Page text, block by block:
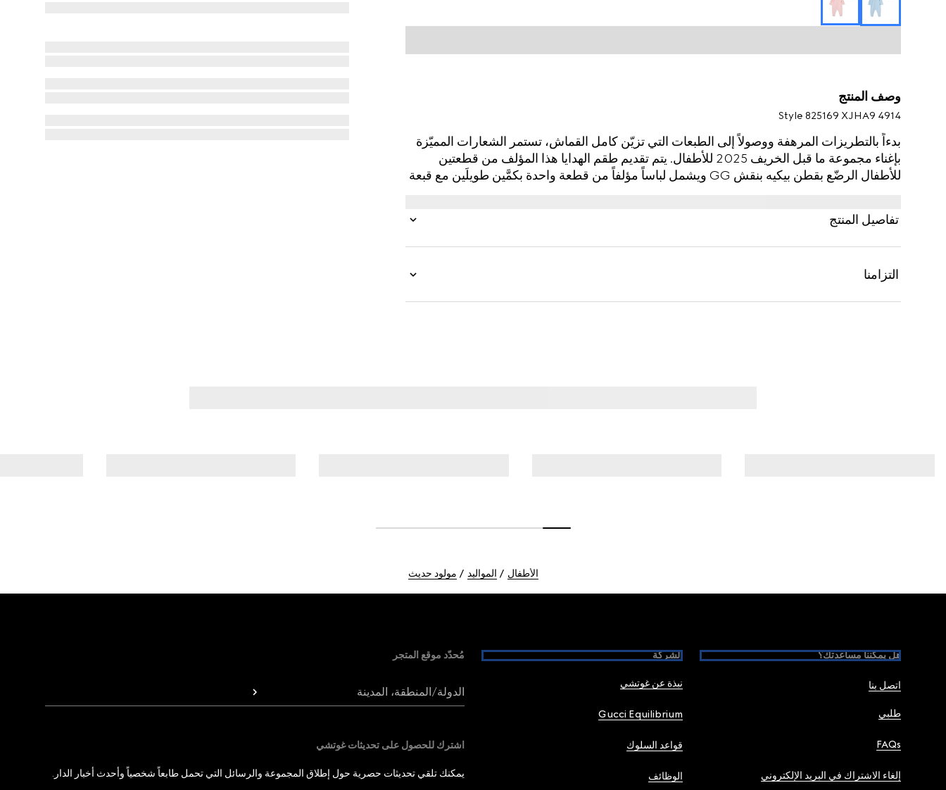
وصف المنتج
Style ‎825169 XJHA9 4914
بدءاً بالتطريزات المرهفة ووصولاً إلى الطبعات التي تزيّن كامل القماش، تستمر الشعارات المميّزة
بإغناء مجموعة ما قبل الخريف 2025 للأطفال. يتم تقديم طقم الهدايا هذا المؤلف من قطعتين
للأطفال الرضّع بقطن بيكيه بنقش GG ويشمل لباساً مؤلفاً من قطعة واحدة بكمَّين طويلَين مع قبعة
تفاصيل المنتج
التزامنا
الأطفال المواليد مولود حديث
هل يمكننا مساعدتك؟
اتصل بنا
طلبي
FAQs
إلغاء الاشتراك في البريد الإلكتروني
الشركة
نبذة عن غوتشي
Gucci Equilibrium
قواعد السلوك
الوظائف
مُحدّد موقع المتجر
الدولة/المنطقة، المدينة
اشترك للحصول على تحديثات غوتشي
يمكنك تلقي تحديثات حصرية حول إطلاق المجموعة والرسائل التي تحمل طابعاً شخصياً وأحدث أخبار الدار.